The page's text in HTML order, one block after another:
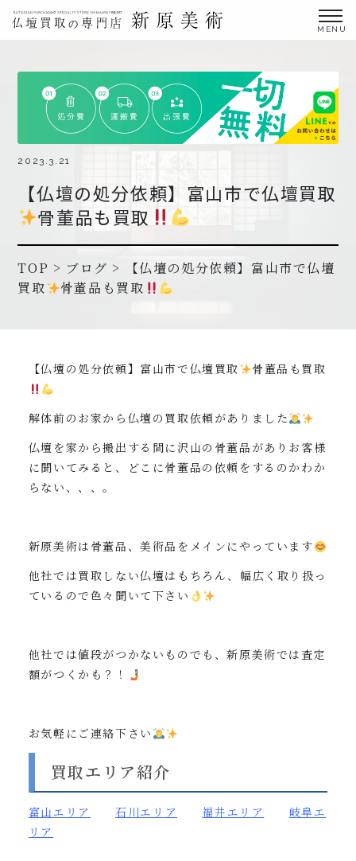
仏壇買取サービス
買取ステップ・お仏壇処分の流れ
ブログ
北陸三県外の方
よくあるご質問
協力店募集について
0120-962-856
2023.3.21
【仏壇の処分依頼】富山市で仏壇買取
骨董品も買取
TOP > ブログ >
【仏壇の処分依頼】富山市で仏壇
買取
骨董品も買取
【仏壇の処分依頼】富山市で仏壇買取 骨董品も買取
解体前のお家から仏壇の買取依頼がありました
仏壇を家から搬出する間に沢山の骨董品がありお客様
に聞いてみると、どこに骨董品の依頼をするのかわか
らない、、、。
新原美術は骨董品、美術品をメインにやっています
他社では買取しない仏壇はもちろん、幅広く取り扱っ
ているので色々聞いて下さい
他社では値段がつかないものでも、新原美術では査定
額がつくかも？！
お気軽にご連絡下さい
買取エリア紹介
富山エリア 石川エリア 福井エリア
岐阜エ
リア